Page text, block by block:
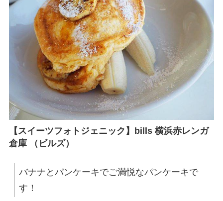
【スイーツフォトジェニック】bills 横浜赤レンガ
倉庫 （ビルズ）
バナナとパンケーキでご満悦なパンケーキで
す！